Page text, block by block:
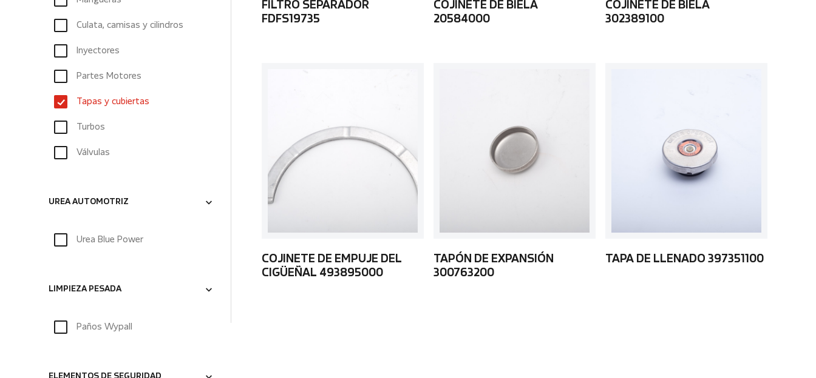
Culata, camisas y cilindros
Inyectores
Partes Motores
Tapas y cubiertas
Turbos
Válvulas
UREA AUTOMOTRIZ
Urea Blue Power
LIMPIEZA PESADA
Paños Wypall
FILTRO SEPARADOR
FDFS19735
COJINETE DE BIELA
20584000
COJINETE DE BIELA
302389100
COJINETE DE EMPUJE DEL
CIGÜEÑAL 493895000
TAPÓN DE EXPANSIÓN
300763200
TAPA DE LLENADO 397351100